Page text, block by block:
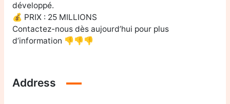
développé.
💰 PRIX : 25 MILLIONS
Contactez-nous dès aujourd’hui pour plus
d’information 👎👎👎
Address